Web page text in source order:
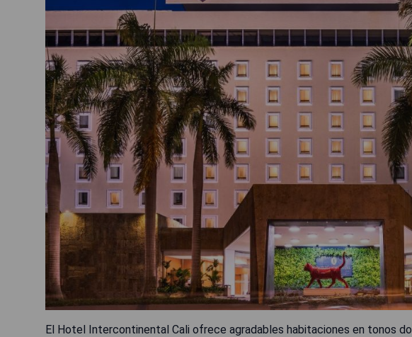
El Hotel Intercontinental Cali ofrece agradables habitaciones en tonos